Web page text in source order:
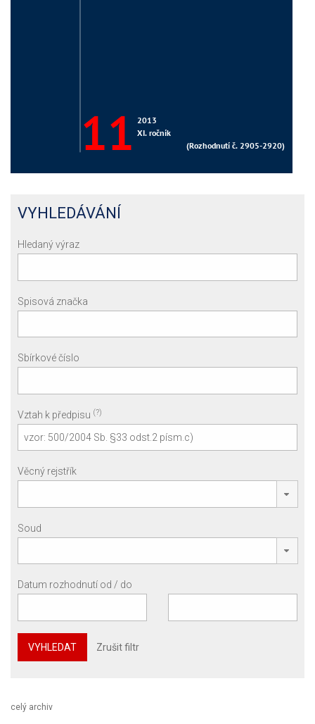
VYHLEDÁVÁNÍ
Hledaný výraz
Spisová značka
Sbírkové číslo
Vztah k předpisu (?)
Věcný rejstřík
Soud
Datum rozhodnutí od / do
VYHLEDAT Zrušit filtr
celý archiv